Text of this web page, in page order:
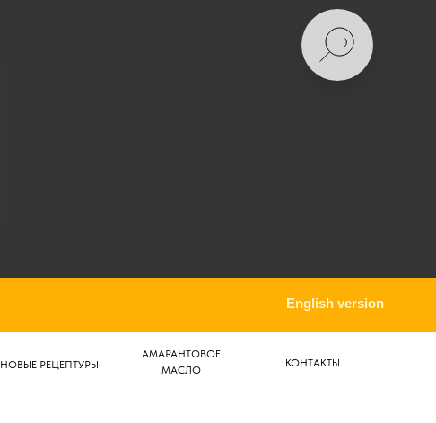
English version
АМАРАНТОВОЕ
МАСЛО
НОВЫЕ РЕЦЕПТУРЫ КОНТАКТЫ